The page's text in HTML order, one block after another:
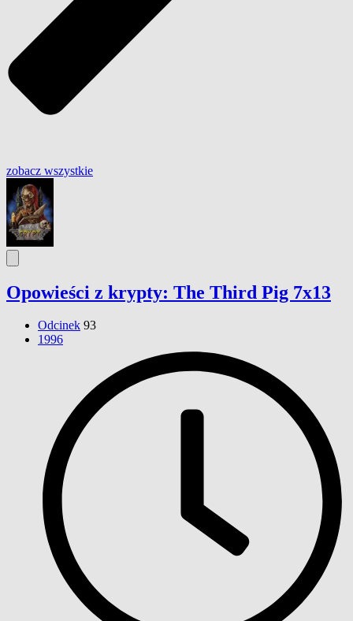
zobacz wszystkie
Opowieści z krypty: The Third Pig 7x13
Odcinek 93
1996